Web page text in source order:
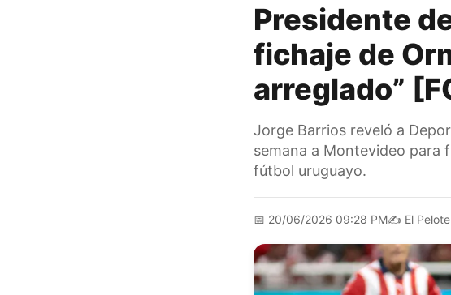
Presidente
fichaje de
arreglado”
Jorge Barrios reveló a
semana a Montevideo para
fútbol uruguayo.
📅 20/06/2026 09:28 PM✍️ El